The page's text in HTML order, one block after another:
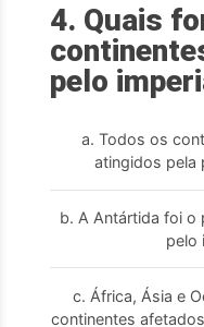
4. Quais
pelo
a. Todos os
atingidos pela
b. A Antártida foi o
pelo
c. África, Ásia e
continentes